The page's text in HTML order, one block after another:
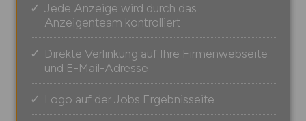
Jede Anzeige wird durch das
Anzeigenteam kontrolliert
Direkte Verlinkung auf Ihre Firmenwebseite
und E-Mail-Adresse
Logo auf der Jobs Ergebnisseite